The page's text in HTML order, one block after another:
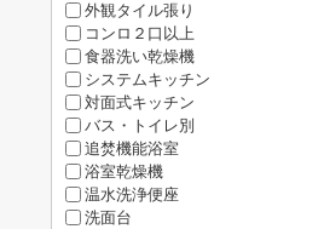
外観タイル張り
コンロ２口以上
食器洗い乾燥機
システムキッチン
対面式キッチン
バス・トイレ別
追焚機能浴室
浴室乾燥機
温水洗浄便座
洗面台